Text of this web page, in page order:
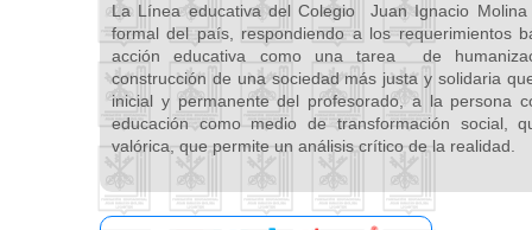
La Línea educativa del Colegio Juan Ignacio
formal del país, respondiendo a los requerimientos
acción educativa como una tarea de
construcción de una sociedad más justa y solidaria
inicial y permanente del profesorado, a la persona
educación como medio de transformación social,
valórica, que permite un análisis crítico de la realidad.